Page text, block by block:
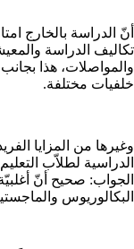
أنّ الدراسة بالخارج
تكاليف الدراسة
والمواصلات، هذا
خلفيات مختلفة.
وغيرها من المزايا
الدراسية لطلاّب
الجواب: صحيح أنّ
البكالوريوس